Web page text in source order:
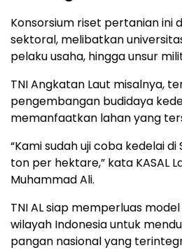
Konsorsium riset pertanian ini
sektoral, melibatkan
pelaku usaha, hingga unsur
TNI Angkatan Laut misalnya,
pengembangan budidaya
memanfaatkan lahan yang
“Kami sudah uji coba kedelai di
ton per hektare,” kata KASAL
Muhammad Ali.
TNI AL siap memperluas
wilayah Indonesia untuk
pangan nasional yang